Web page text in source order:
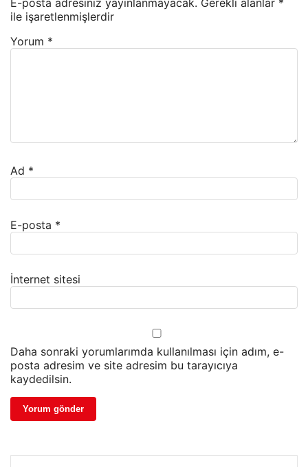
E-posta adresiniz yayınlanmayacak. Gerekli alanlar *
ile işaretlenmişlerdir
Yorum *
Ad *
E-posta *
İnternet sitesi
Daha sonraki yorumlarımda kullanılması için adım, e-
posta adresim ve site adresim bu tarayıcıya
kaydedilsin.